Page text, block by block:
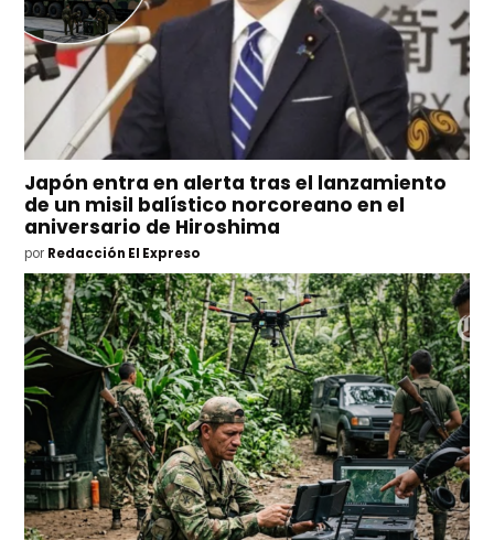
Japón entra en alerta tras el lanzamiento
de un misil balístico norcoreano en el
aniversario de Hiroshima
por Redacción El Expreso